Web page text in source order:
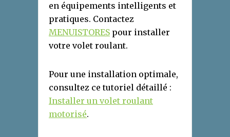
en équipements intelligents et
pratiques. Contactez
MENUISTORES pour installer
votre volet roulant.
Pour une installation optimale,
consultez ce tutoriel détaillé :
Installer un volet roulant
motorisé.